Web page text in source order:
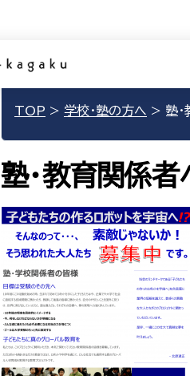
TOP > 学校・塾の方へ > 塾
塾・教育関係者